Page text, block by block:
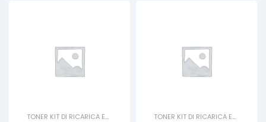
TONER KIT DI RICARICA E
TONER KIT DI RICARICA E